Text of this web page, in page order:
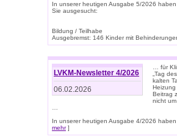
In unserer heutigen Ausgabe 5/2026
Sie ausgesucht:
Bildung / Teilhabe
Ausgebremst: 146 Kinder mit
LVKM-Newsletter 4/2026
06.02.2026
… für
„Tag
kalten
Beitrag
nicht
In unserer heutigen Ausgabe 4/2026
mehr]